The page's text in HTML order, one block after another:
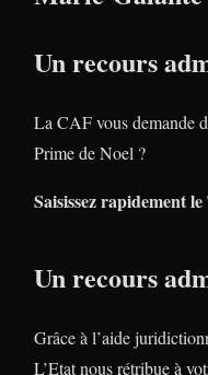
Un recours
La CAF vous demande
Prime de Noel ?
Saisissez rapidement
Un recours
Grâce à l’aide
L’Etat nous rétribue à